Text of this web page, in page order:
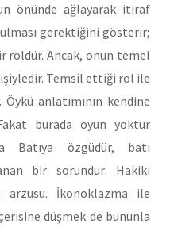
önünde ağlayarak itiraf
gerektiğini gösterir;
roldür. Ancak, onun temel
Temsil ettiği rol ile
anlatımının kendine
burada oyun yoktur
Batıya özgüdür, batı
bir sorundur: Hakiki
İkonoklazma ile
düşmek de bununla